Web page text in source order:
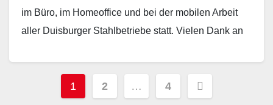
im Büro, im Homeoffice und bei der mobilen Arbeit
aller Duisburger Stahlbetriebe statt. Vielen Dank an
Beitragsnavigation
1 2 … 4